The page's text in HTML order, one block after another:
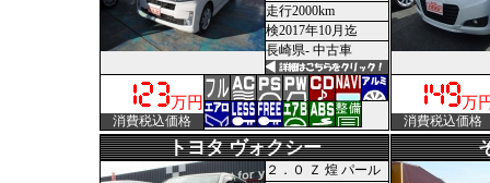
走行2000km
検2017年10月迄
長崎県- 中古車
万円
消費税込価格
万
消費税込価格
トヨタ ヴォクシー
２．０ Ｚ 煌 パール